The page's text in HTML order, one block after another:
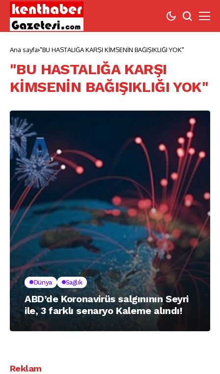
Ana sayfa "BU HASTALIĞA KARŞI KİMSENİN BAĞIŞIKLIĞI YOK"
"BU HASTALIĞA KARŞI
KİMSENİN BAĞIŞIKLIĞI YOK"
Dünya Sağlık
ABD’de Koronavirüs salgınının Seyri
ile, 3 farklı senaryo Kaleme alındı!
Reklam